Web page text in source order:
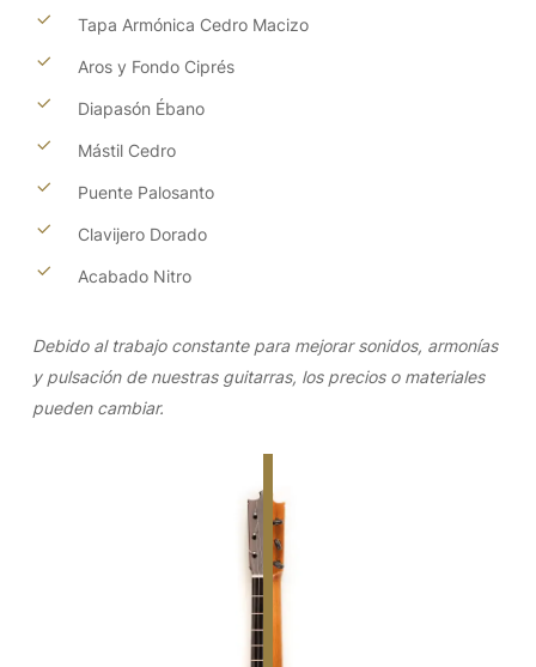
Tapa Armónica Cedro Macizo
Aros y Fondo Ciprés
Diapasón Ébano
Mástil Cedro
Puente Palosanto
Clavijero Dorado
Acabado Nitro
Debido al trabajo constante para mejorar sonidos, armonías
y pulsación de nuestras guitarras, los precios o materiales
pueden cambiar.